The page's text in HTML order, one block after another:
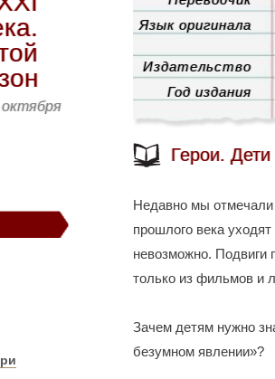
октября
Язык оригинала
Издательство
Год издания
Герои.
Недавно мы
прошлого века
невозможно. Подвиги
только из фильмов и
Зачем детям нужно
безумном явлении»?